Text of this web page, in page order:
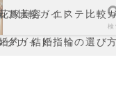
ア比較ガイド
嫁美容・エステ比較
グガイド
約・結婚指輪の選び